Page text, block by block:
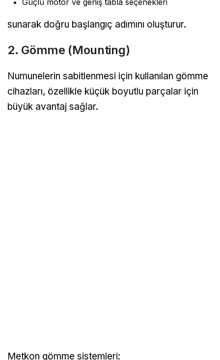
Güçlü motor ve geniş tabla seçenekleri
sunarak doğru başlangıç adımını oluşturur.
2. Gömme (Mounting)
Numunelerin sabitlenmesi için kullanılan gömme
cihazları, özellikle küçük boyutlu parçalar için
büyük avantaj sağlar.
Metkon gömme sistemleri: